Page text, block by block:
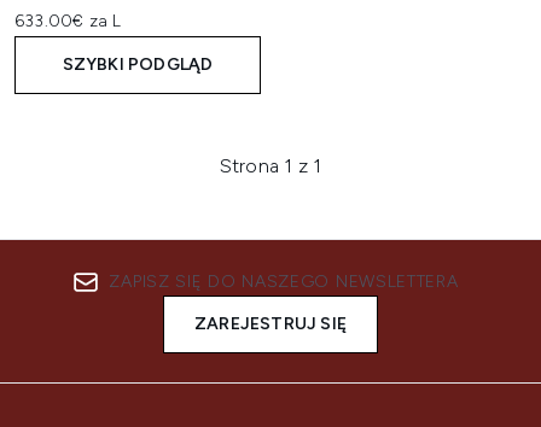
633.00€ za L
SZYBKI PODGLĄD
Strona 1 z 1
ZAPISZ SIĘ DO NASZEGO NEWSLETTERA
ZAREJESTRUJ SIĘ